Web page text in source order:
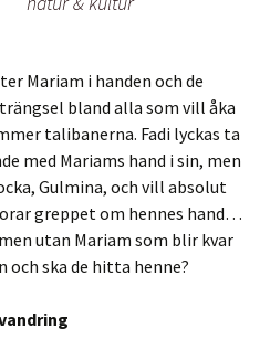
Mariam i handen och de
bland alla som vill åka
talibanerna. Fadi lyckas ta
med Mariams hand i sin, men
Gulmina, och vill absolut
greppet om hennes hand…
utan Mariam som blir kvar
och ska de hitta henne?